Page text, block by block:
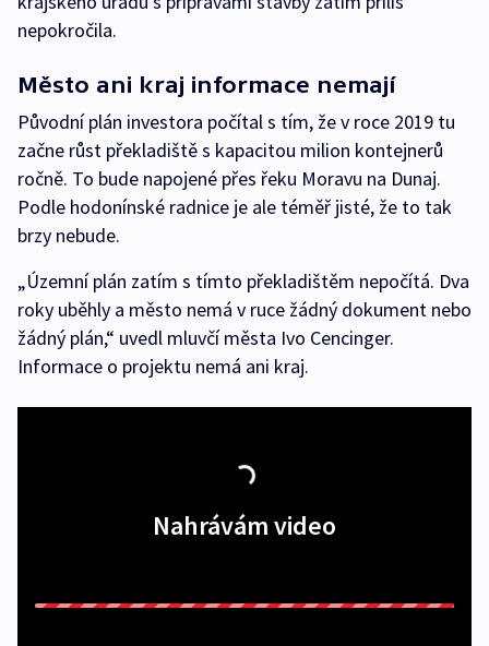
nepokročila.
Město ani kraj informace nemají
Původní plán investora počítal s tím, že v roce 2019 tu
začne růst překladiště s kapacitou milion kontejnerů
ročně. To bude napojené přes řeku Moravu na Dunaj.
Podle hodonínské radnice je ale téměř jisté, že to tak
brzy nebude.
„Územní plán zatím s tímto překladištěm nepočítá. Dva
roky uběhly a město nemá v ruce žádný dokument nebo
žádný plán,“ uvedl mluvčí města Ivo Cencinger.
Informace o projektu nemá ani kraj.
Nahrávám video